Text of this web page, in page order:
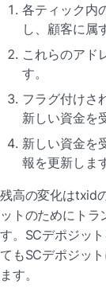
各ティック内
し、顧客に属
これらのアド
す。
フラグ付けさ
新しい資金を
新しい資金を
報を更新しま
残高の変化はtxid
ットのためにトラ
す。SCデポジッ
てもSCデポジッ
ます。